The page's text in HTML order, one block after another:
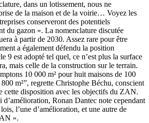
dans un lotissement, nous ne
de la maison et de la voirie… Voyez les
conserveront des potentiels
du gazon ». La nomenclature discutée
à partir de 2030. Assez rare pour être
a également défendu la position
9 est adopté tel quel, ce n’est plus la surface
mais celle de la construction sur le terrain.
10 000 m² pour huit maisons de 100
m²”, regrette Christophe Béchu, conscient
cette disposition avec les objectifs du ZAN.
Ronan Dantec note cependant
l’une d’amélioration, et une autre de
».